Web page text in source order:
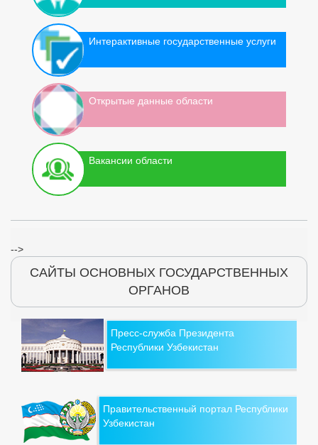
Интерактивные государственные услуги
Открытые данные области
Вакансии области
-->
САЙТЫ ОСНОВНЫХ ГОСУДАРСТВЕННЫХ
ОРГАНОВ
Пресс-служба Президента
Республики Узбекистан
Правительственный портал Республики
Узбекистан